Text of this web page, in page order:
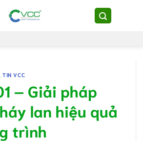
TIN VCC
– Giải pháp
lan hiệu quả
trình